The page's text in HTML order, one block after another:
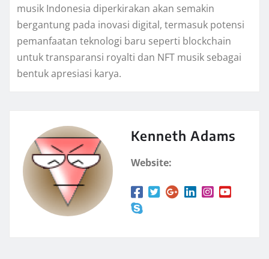
musik Indonesia diperkirakan akan semakin
bergantung pada inovasi digital, termasuk potensi
pemanfaatan teknologi baru seperti blockchain
untuk transparansi royalti dan NFT musik sebagai
bentuk apresiasi karya.
Kenneth Adams
Website: